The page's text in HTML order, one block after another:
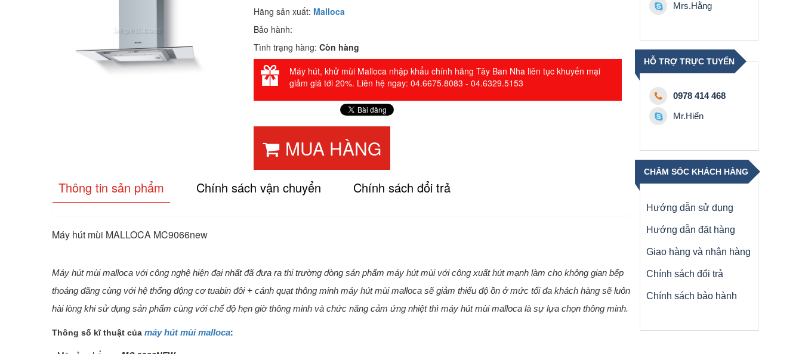
Hãng sản xuất: Malloca
Bảo hành:
Tình trạng hàng:Còn hàng
Máy hút, khử mùi Malloca nhập khẩu chính hãng Tây Ban Nha liên tục khuyến mại
giảm giá tới 20%. Liên hệ ngay: 04.6675.8083 - 04.6329.5153
MUA HÀNG
Thông tin sản phẩm Chính sách vận chuyển Chính sách đổi trả
Máy hút mùi MALLOCA MC9066new
Máy hút mùi malloca với công nghệ hiện đại nhất đã đưa ra thi trường dòng sản phẩm máy hút mùi với công xuất hút mạnh làm cho không gian bếp
thoáng đãng cùng với hệ thống động cơ tuabin đôi + cánh quạt thông minh máy hút mùi malloca sẽ giảm thiểu độ ồn ở mức tối đa khách hàng sẽ luôn
hài lòng khi sử dụng sản phẩm cùng với chế độ hẹn giờ thông minh và chức năng cảm ứng nhiệt thì máy hút mùi malloca là sự lựa chọn thông minh.
Thông số kĩ thuật của máy hút mùi malloca:
Mrs.Hằng
HỖ TRỢ TRỰC TUYẾN
0978 414 468
Mr.Hiển
CHĂM SÓC KHÁCH HÀNG
Hướng dẫn sử dụng
Hướng dẫn đặt hàng
Giao hàng và nhận hàng
Chính sách đổi trả
Chính sách bảo hành